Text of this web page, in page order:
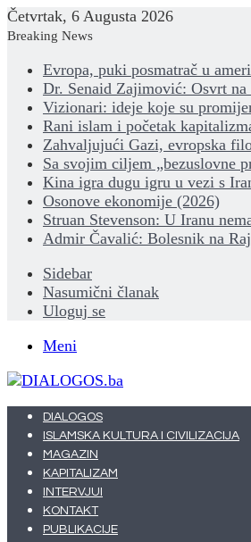
Četvrtak, 6 Augusta 2026
Breaking News
Evropa, puki posmatrač u
Dr. Senaid Zajimović: Osvrt
Vizionari: ideje koje su
Rani islam i početak
Zahvaljujući Gazi, evropska
Sa svojim ciljem „bezuslovne
Kina igra dugu igru u vezi s
Osonove ekonomije (2026)
Struan Stevenson: U Iranu
Admir Čavalić: Bolesnik na
Sidebar
Nasumični članak
Uloguj se
Meni
DIALOGOS
ISLAMSKA KULTURA I CIVILIZACIJA
MAGAZIN
KAPITALIZAM
INTERVJUI
KONTAKT
PUBLIKACIJE